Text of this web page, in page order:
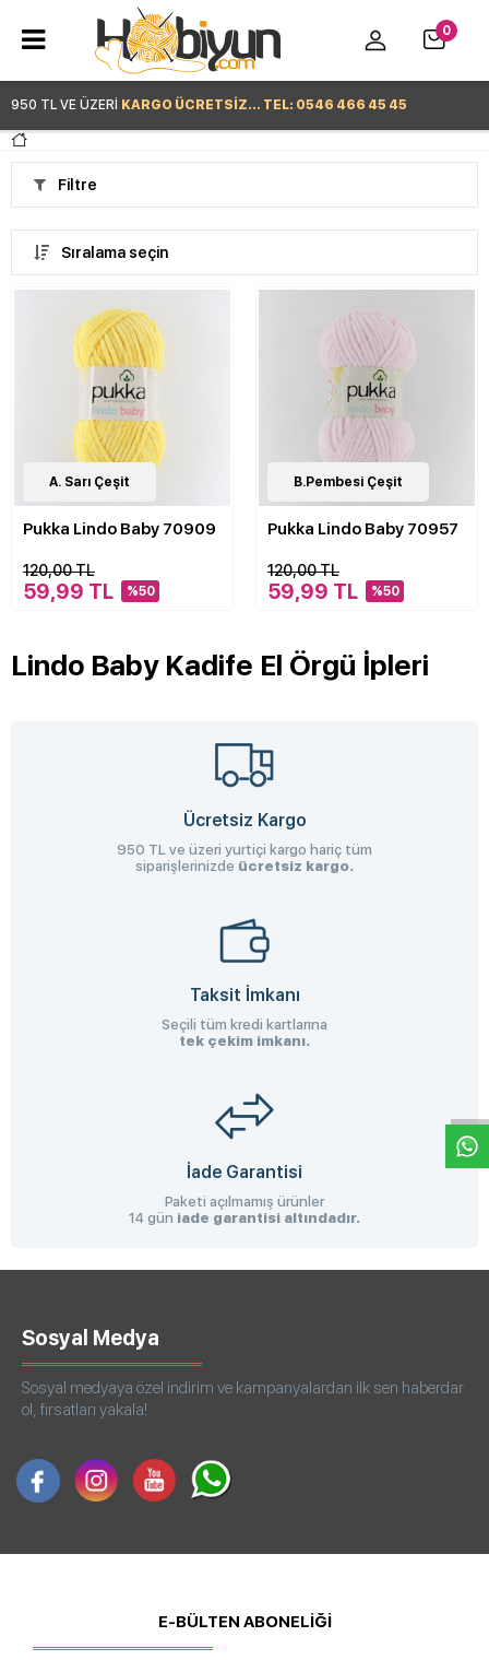
950 TL VE ÜZERİ KARGO ÜCRETSİZ... TEL: 0546 466 45 45
0
Filtre
Sıralama seçin
1Çeşit
A. Sarı Çeşit
Pukka Lindo Baby 70909
120,00 TL
59,99 TL %50
1Çeşit
B.Pembesi Çeşit
Pukka Lindo Baby 70957
120,00 TL
59,99 TL %50
Lindo Baby Kadife El Örgü İpleri
Ücretsiz Kargo
950 TL ve üzeri yurtiçi kargo hariç tüm
siparişlerinizde ücretsiz kargo.
Taksit İmkanı
Seçili tüm kredi kartlarına
tek çekim imkanı.
İade Garantisi
Paketi açılmamış ürünler
14 gün iade garantisi altındadır.
Sosyal Medya
Sosyal medyaya özel indirim ve kampanyalardan ilk sen haberdar
ol, fırsatları yakala!
E-BÜLTEN ABONELİĞİ